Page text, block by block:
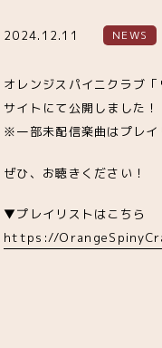
2024.12.11 NEWS
オレンジスパイニクラブ
サイトにて公開しました！
※一部未配信楽曲はプレイ
ぜひ、お聴きください！
▼プレイリストはこちら
https://